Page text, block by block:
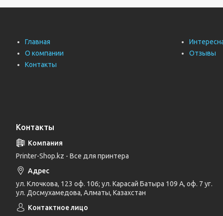
Главная
О компании
Контакты
Отзывы
Контакты
Printer-Shop.kz - Все для принтера
ул. Клочкова, 123 оф. 106; ул. Карасай Батыра 109 А, оф. 7 уг.
ул. Досмухамедова, Алматы, Казахстан